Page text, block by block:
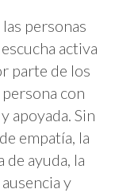
personas
activa
parte de los
con
apoyada. Sin
empatía, la
de ayuda, la
y